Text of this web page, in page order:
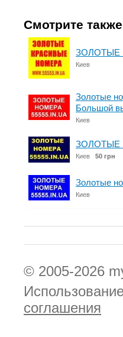
Смотрите также
ЗОЛОТЫЕ
Киев
Золотые
Большой
Киев
ЗОЛОТЫЕ
Киев 50 грн
Золотые
Киев
© 2005-2026
соглашения